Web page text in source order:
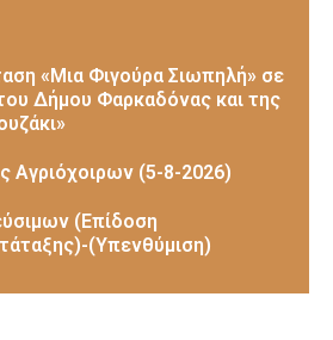
«Μια Φιγούρα Σιωπηλή» σε
Δήμου Φαρκαδόνας και της
Αγριόχοιρων (5-8-2026)
(Επίδοση
(Υπενθύμιση)